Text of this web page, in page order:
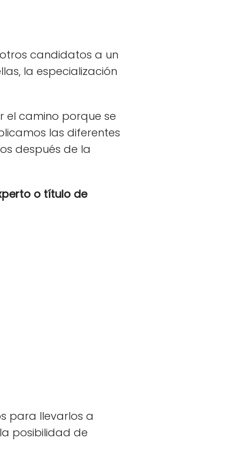
candidatos a un
la especialización
el camino porque se
las diferentes
después de la
o título de
para llevarlos a
posibilidad de